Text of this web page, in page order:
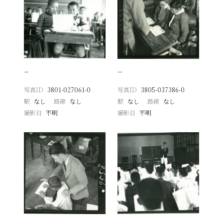
−
写真ID 3801-027061-0
駅 なし 路線 なし
撮影日
不明
−
写真ID 3805-037386-0
駅 なし 路線 なし
撮影日 不明